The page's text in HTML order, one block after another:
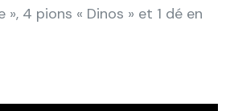
4 pions « Dinos » et 1 dé en